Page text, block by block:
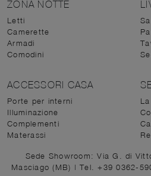
ZONA NOTTE
Letti
Camerette
Armadi
Comodini
ACCESSORI CASA
Porte per interni
Illuminazione
Complementi
Materassi
Sede Showroom: Via G. di
Masciago (MB) | Tel. +39 0362-